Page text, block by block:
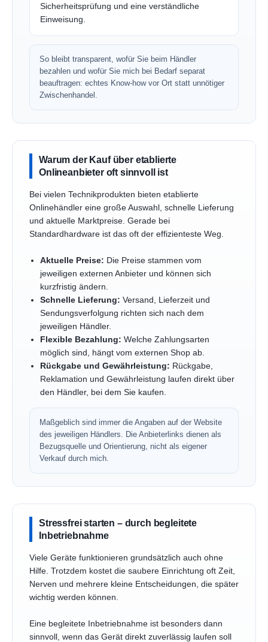
Sicherheitsprüfung und eine verständliche
Einweisung.
So bleibt transparent, wofür Sie beim Händler
bezahlen und wofür Sie mich bei Bedarf separat
beauftragen: echtes Know-how vor Ort statt unnötiger
Zwischenhandel.
Warum der Kauf über etablierte
Onlineanbieter oft sinnvoll ist
Bei vielen Technikprodukten bieten etablierte
Onlinehändler eine große Auswahl, schnelle Lieferung
und aktuelle Marktpreise. Gerade bei
Standardhardware ist das oft der effizienteste Weg.
Aktuelle Preise: Die Preise stammen vom
jeweiligen externen Anbieter und können sich
kurzfristig ändern.
Schnelle Lieferung: Versand, Lieferzeit und
Sendungsverfolgung richten sich nach dem
jeweiligen Händler.
Flexible Bezahlung: Welche Zahlungsarten
möglich sind, hängt vom externen Shop ab.
Rückgabe und Gewährleistung: Rückgabe,
Reklamation und Gewährleistung laufen direkt über
den Händler, bei dem Sie kaufen.
Maßgeblich sind immer die Angaben auf der Website
des jeweiligen Händlers. Die Anbieterlinks dienen als
Bezugsquelle und Orientierung, nicht als eigener
Verkauf durch mich.
Stressfrei starten – durch begleitete
Inbetriebnahme
Viele Geräte funktionieren grundsätzlich auch ohne
Hilfe. Trotzdem kostet die saubere Einrichtung oft Zeit,
Nerven und mehrere kleine Entscheidungen, die später
wichtig werden können.
Eine begleitete Inbetriebnahme ist besonders dann
sinnvoll, wenn das Gerät direkt zuverlässig laufen soll